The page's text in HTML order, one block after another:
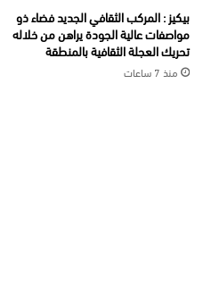
بيكيز : المركب الثقافي الجديد فضاء ذو
مواصفات عالية الجودة يراهن من خلاله
تحريك العجلة الثقافية بالمنطقة
منذ 7 ساعات